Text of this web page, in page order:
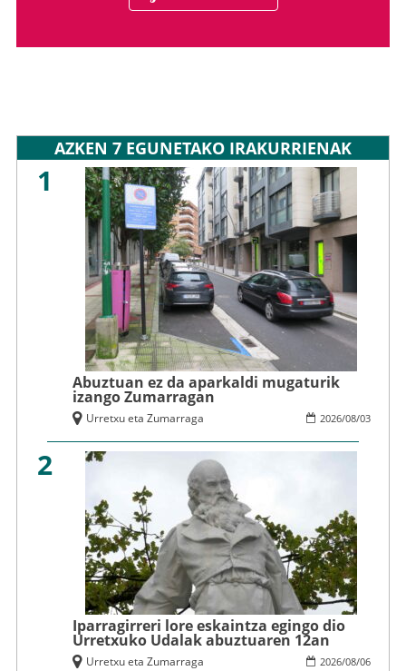
AZKEN 7 EGUNETAKO IRAKURRIENAK
1
Abuztuan ez da aparkaldi mugaturik
izango Zumarragan
2026/08/03
Urretxu eta Zumarraga
2
Iparragirreri lore eskaintza egingo dio
Urretxuko Udalak abuztuaren 12an
2026/08/06
Urretxu eta Zumarraga